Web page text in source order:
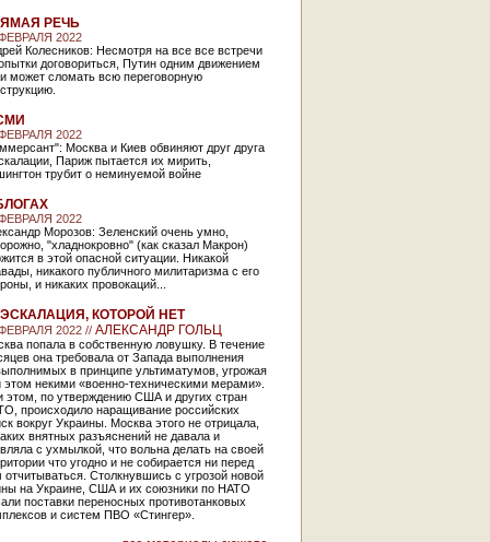
РЕЧЬ
2022
Колесников: Несмотря на все все встречи
договориться, Путин одним движением
может сломать всю переговорную
2022
Москва и Киев обвиняют друг друга
Париж пытается их мирить,
трубит о неминуемой войне
2022
Морозов: Зеленский очень умно,
"хладнокровно" (как сказал Макрон)
в этой опасной ситуации. Никакой
никакого публичного милитаризма с его
и никаких провокаций...
КОТОРОЙ НЕТ
2022 // АЛЕКСАНДР ГОЛЬЦ
попала в собственную ловушку. В течение
она требовала от Запада выполнения
в принципе ультиматумов, угрожая
этом некими «военно-техническими мерами».
этом, по утверждению США и других стран
происходило наращивание российских
вокруг Украины. Москва этого не отрицала,
внятных разъяснений не давала и
с ухмылкой, что вольна делать на своей
что угодно и не собирается ни перед
отчитываться. Столкнувшись с угрозой новой
на Украине, США и их союзники по НАТО
поставки переносных противотанковых
и систем ПВО «Стингер».